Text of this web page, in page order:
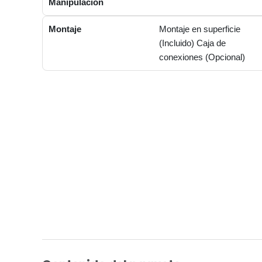
Manipulación
Montaje
Montaje en superficie
(Incluido) Caja de
conexiones (Opcional)